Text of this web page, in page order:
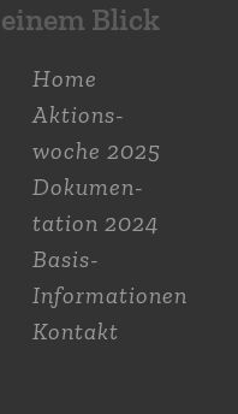
einem Blick
Home
Aktions­
woche 2025
Dokumen­
tation 2024
Basis-
Informationen
Kontakt